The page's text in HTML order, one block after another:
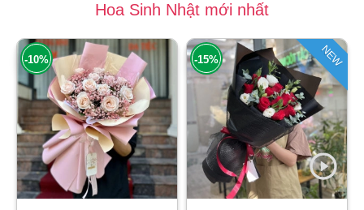
Hoa Sinh Nhật mới nhất
-10% NEW
-15%